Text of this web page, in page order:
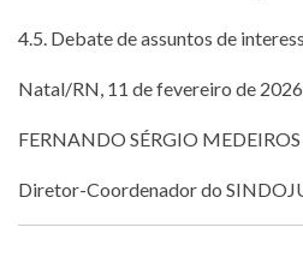
4.5. Debate de assuntos de
Natal/RN, 11 de fevereiro de 2026.
FERNANDO SÉRGIO
Diretor-Coordenador do